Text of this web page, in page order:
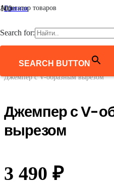
Агрегатор товаров
Search for:
SEARCH BUTTON
Главная
/
Джемперы, свитеры, кардиганы
Джемпер с V-образным вырезом
Джемпер с V-
вырезом
3 490 ₽